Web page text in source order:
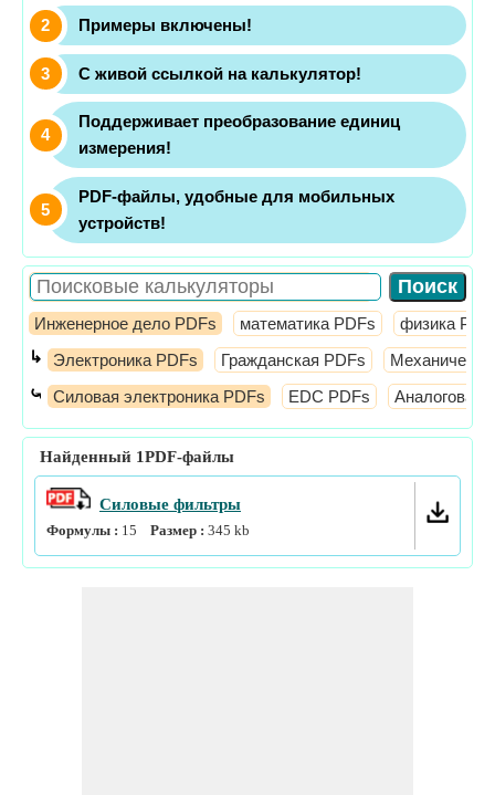
Примеры включены!
С живой ссылкой на калькулятор!
Поддерживает преобразование единиц
измерения!
PDF-файлы, удобные для мобильных
устройств!
Инженерное дело PDFs математика PDFs физика
↳ Электроника PDFs Гражданская PDFs
⤿ Силовая электроника PDFs EDC PDFs Аналоговая
Найденный 1PDF-файлы
Силовые фильтры
Формулы : 15 Размер : 345 kb